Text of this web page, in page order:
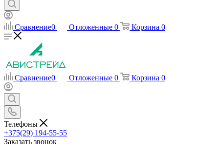
Сравнение0 Отложенные 0 Корзина 0
Сравнение0 Отложенные 0 Корзина 0
Телефоны
+375(29) 194-55-55
Заказать звонок